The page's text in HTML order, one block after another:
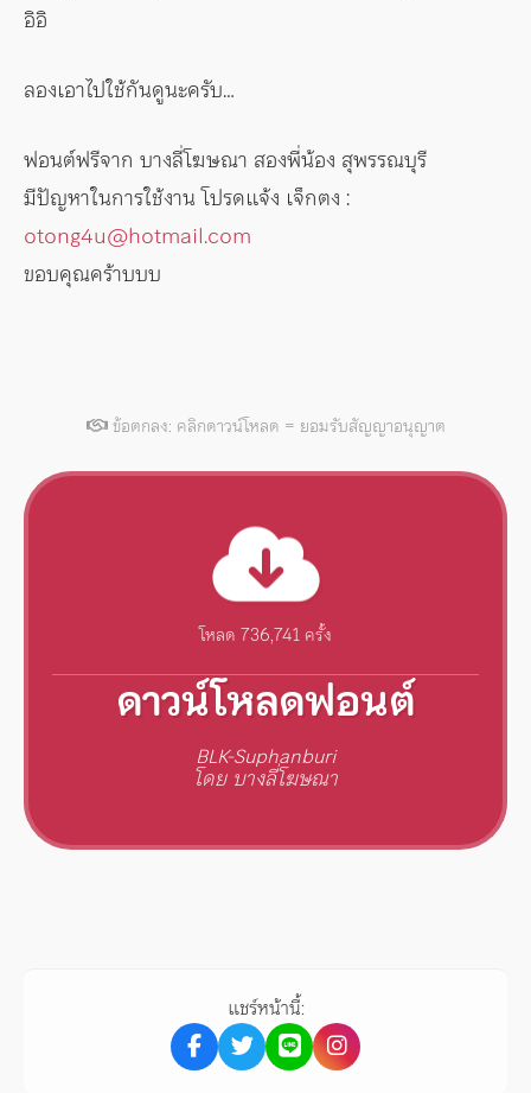
อิอิ
ลองเอาไปใช้กันดูนะครับ…
ฟอนต์ฟรีจาก บางลี่โฆษณา สองพี่น้อง สุพรรณบุรี
มีปัญหาในการใช้งาน โปรดแจ้ง เจ็กตง :
otong4u@hotmail.com
ขอบคุณคร้าบบบ
ข้อตกลง: คลิกดาวน์โหลด = ยอมรับสัญญาอนุญาต
โหลด 736,741 ครั้ง
ดาวน์โหลดฟอนต์
BLK-Suphanburi
โดย บางลี่โฆษณา
แชร์หน้านี้: